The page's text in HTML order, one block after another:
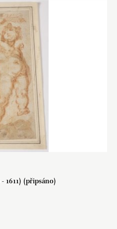
1611) (připsáno)